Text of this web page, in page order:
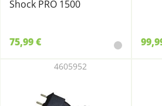
Shock PRO 1500
75,99 €
4605952